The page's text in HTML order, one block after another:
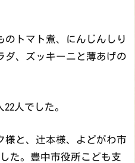
のトマト煮、にんじんしり
ダ、ズッキーニと薄あげの
人でした。
様と、辻本様、よどがわ市
た。 豊中市役所こども支